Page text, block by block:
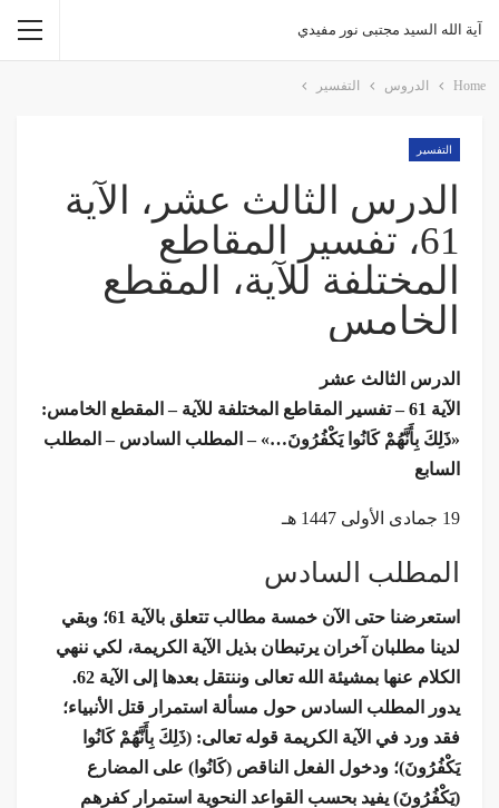
آية الله السيد مجتبى نور مفيدي
Home الدروس التفسیر
التفسیر
الدرس الثالث عشر، الآية
61، تفسير المقاطع
المختلفة للآية، المقطع
الخامس
الدرس الثالث عشر
الآية 61 – تفسير المقاطع المختلفة للآية – المقطع الخامس:
«ذَلِكَ بِأَنَّهُمْ كَانُوا يَكْفُرُونَ…» – المطلب السادس – المطلب
السابع
19 جمادى الأولى 1447 هـ
المطلب السادس
استعرضنا حتى الآن خمسة مطالب تتعلق بالآية 61؛ وبقي
لدينا مطلبان آخران يرتبطان بذيل الآية الكريمة، لكي ننهي
الكلام عنها بمشيئة الله تعالى وننتقل بعدها إلى الآية 62.
يدور المطلب السادس حول مسألة استمرار قتل الأنبياء؛
فقد ورد في الآية الكريمة قوله تعالى: (ذَلِكَ بِأَنَّهُمْ كَانُوا
يَكْفُرُونَ)؛ ودخول الفعل الناقص (كَانُوا) على المضارع
(يَكْفُرُونَ) يفيد بحسب القواعد النحوية استمرار كفرهم